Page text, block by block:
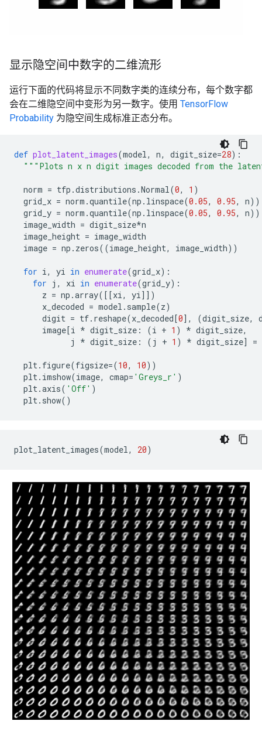
显示隐空间中数字的二维流形
运行下面的代码将显示不同数字类的连续分布，每个数字都
会在二维隐空间中变形为另一数字。使用 TensorFlow
Probability 为隐空间生成标准正态分布。
def plot_latent_images(model, n, digit_size=28):
"""Plots n x n digit images decoded from the
norm = tfp .distributions .Normal(0, 1 )
grid_x = norm .quantile(np . linspace(0.05, 0.95, n))
grid_y = norm .quantile(np . linspace(0.05, 0.95, n))
image_width = digit_size*n
image_height = image_width
image = np . zeros((image_height, image_width))
for i, yi in enumerate(grid_x):
for j , xi in enumerate(grid_y):
z = np .array([[xi, yi]])
x_decoded = model . sample(z)
digit = tf. reshape(x_decoded[0], (digit_size,
image[i * digit_size : (i + 1 ) * digit_size,
j
* digit_size : ( j + 1 ) * digit_size] =
plt. figure(figsize=(10, 10))
plt. imshow(image, cmap= 'Greys_r' )
plt.axis( 'Off' )
plt. show()
plot_latent_images(model, 20)